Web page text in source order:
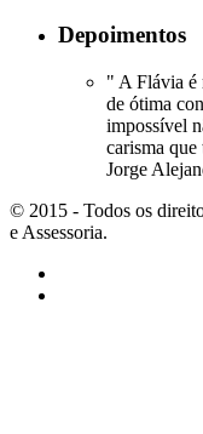
Depoimentos
" A Flávia é
de ótima
impossível
carisma
Jorge
© 2015 - Todos os
e Assessoria.